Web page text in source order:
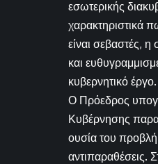
εσωτερικής
χαρακτηριστικά
είναι σεβαστές, η
και
κυβερνητικό έργο.
Ο Πρόεδρος
Κυβέρνησης
ουσία του
αντιπαραθέσεις.